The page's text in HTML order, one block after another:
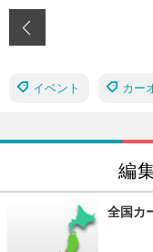
イベント カー
編
全国カ